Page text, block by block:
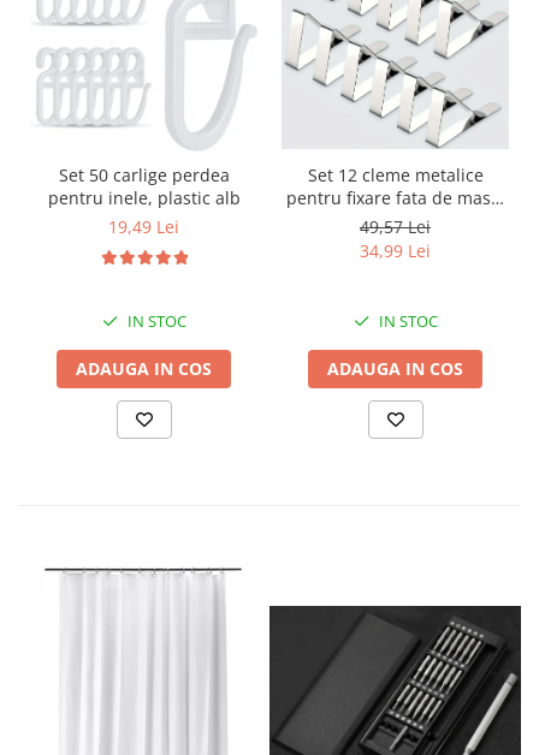
Set 50 carlige perdea
pentru inele, plastic alb
19,49 Lei
IN STOC
ADAUGA IN COS
Set 12 cleme metalice
pentru fixare fata de masa,
7.2x4.6x1.2 cm, accesoriu
Horeca, pentru restaurante,
cafenele, terase, hoteluri
49,57 Lei
34,99 Lei
IN STOC
ADAUGA IN COS